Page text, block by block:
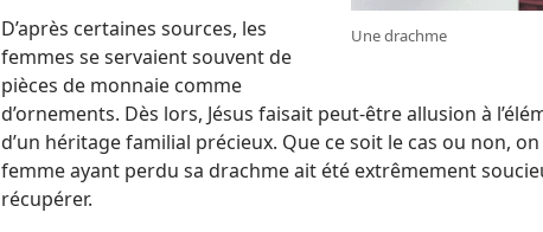
Une drachme
D’après certaines sources, les
femmes se servaient souvent de
pièces de monnaie comme
d’ornements. Dès lors, Jésus faisait peut-être allusion à
d’un héritage familial précieux. Que ce soit le cas ou non,
femme ayant perdu sa drachme ait été extrêmement
récupérer.